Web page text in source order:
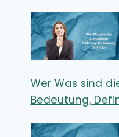
Wer Was sind
Bedeutung,